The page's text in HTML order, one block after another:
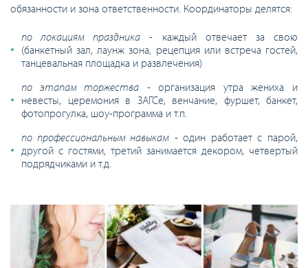
обязанности и зона ответственности. Координаторы делятся:
по локациям праздника - каждый отвечает за свою
(банкетный зал, лаунж зона, рецепция или встреча гостей,
танцевальная площадка и развлечения)
по этапам торжества - организация утра жениха и
невесты, церемония в ЗАГСе, венчание, фуршет, банкет,
фотопрогулка, шоу-программа и т.п.
по профессиональным навыкам - один работает с парой,
другой с гостями, третий занимается декором, четвертый
подрядчиками и т.д.